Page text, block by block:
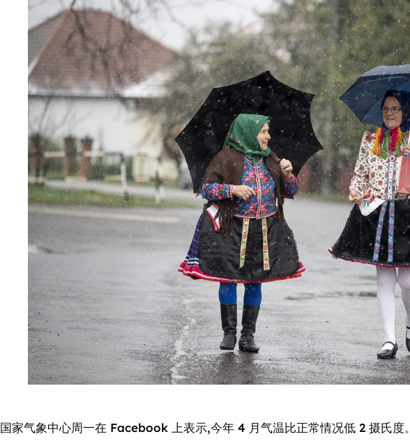
国家气象中心周一在 Facebook 上表示,今年 4 月气温比正常情况低 2 摄氏度。